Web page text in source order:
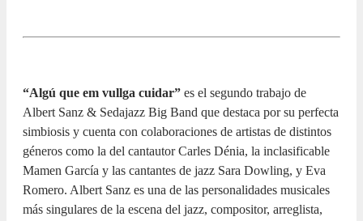
“Algú que em vullga cuidar” es el segundo trabajo de
Albert Sanz & Sedajazz Big Band que destaca por su perfecta
simbiosis y cuenta con colaboraciones de artistas de distintos
géneros como la del cantautor Carles Dénia, la inclasificable
Mamen García y las cantantes de jazz Sara Dowling, y Eva
Romero. Albert Sanz es una de las personalidades musicales
más singulares de la escena del jazz, compositor, arreglista,